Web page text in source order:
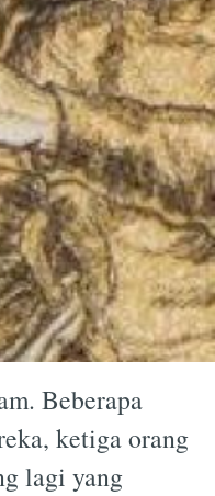
Beberapa
ketiga orang
lagi yang